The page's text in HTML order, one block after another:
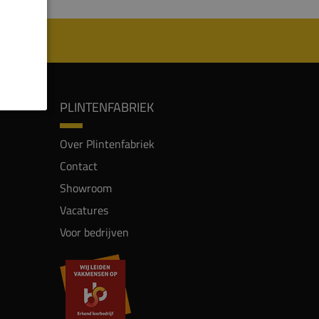
PLINTENFABRIEK
Over Plintenfabriek
Contact
Showroom
Vacatures
Voor bedrijven